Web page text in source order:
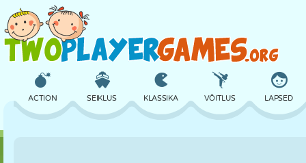
ACTION SEIKLUS KLASSIKA VÕITLUS LAPSED